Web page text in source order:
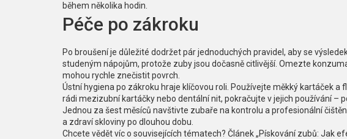
během několika hodin.
Péče po zákroku
Po broušení je důležité dodržet pár jednoduchých pravidel, aby se
studeným nápojům, protože zuby jsou dočasně citlivější. Omezte
mohou rychle znečistit povrch.
Ústní hygiena po zákroku hraje klíčovou roli. Používejte měkký kartáček a
rádi mezizubní kartáčky nebo dentální nit, pokračujte v jejich používání –
Jednou za šest měsíců navštivte zubaře na kontrolu a profesionální
a zdraví skloviny po dlouhou dobu.
Chcete vědět víc o souvisejících tématech? Článek „Pískování zubů: Jak